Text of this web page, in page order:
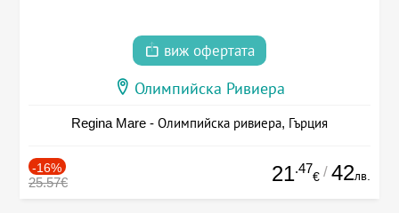
виж офертата
Олимпийска Ривиера
Regina Mare - Олимпийска ривиера, Гърция
-16%
25.57€ 21.47
€ / 42лв.